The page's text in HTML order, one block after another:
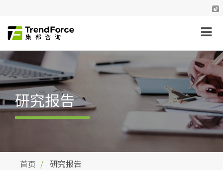
研究报告
首页 研究报告